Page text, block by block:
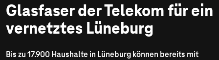
Glasfaser der Telekom für ein
vernetztes Lüneburg
Bis zu 17.900 Haushalte in Lüneburg können bereits mit